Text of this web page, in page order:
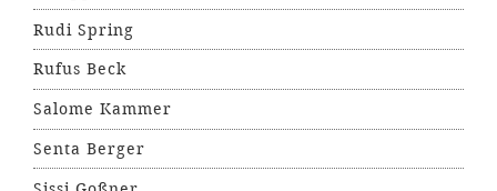
Rudi Spring
Rufus Beck
Salome Kammer
Senta Berger